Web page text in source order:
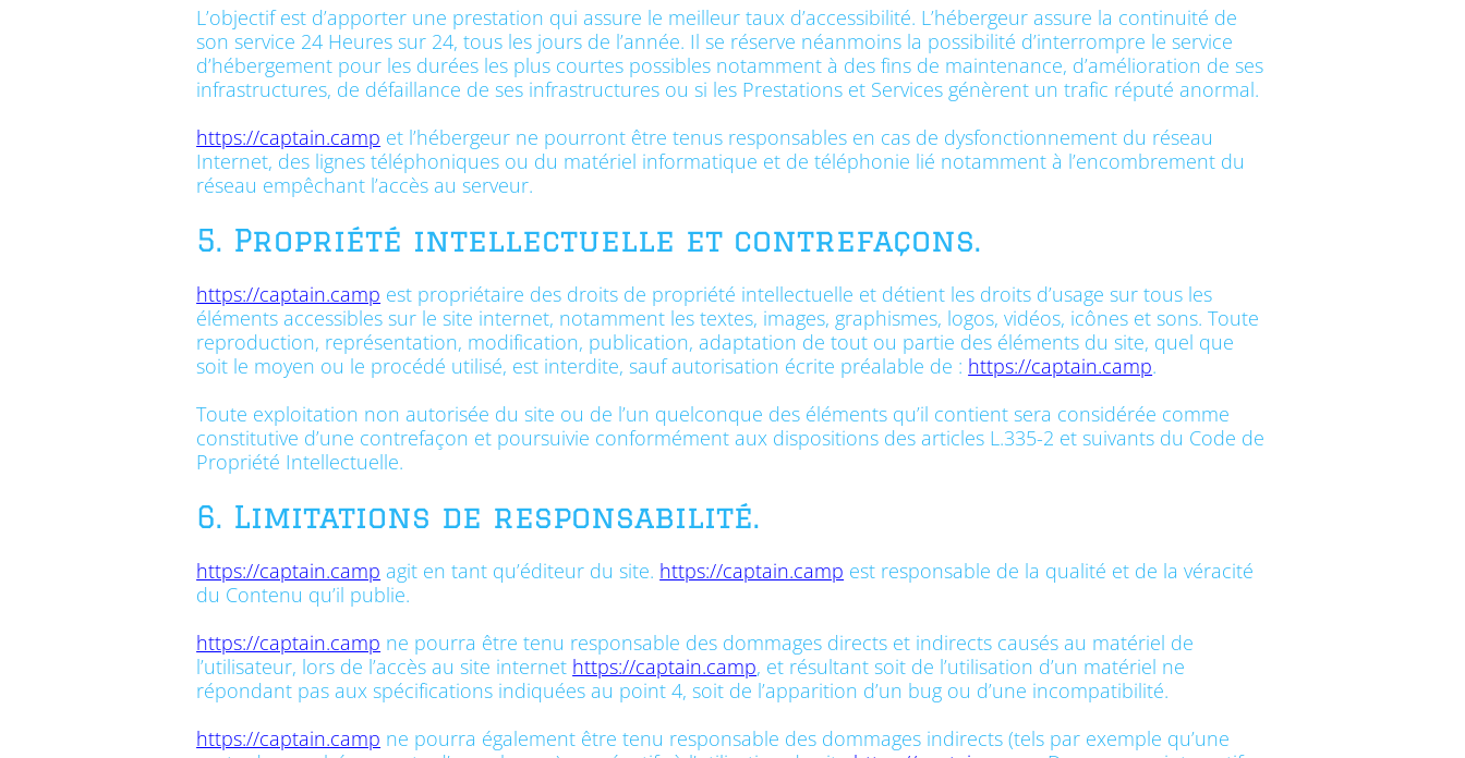
L’objectif est d’apporter une prestation qui assure le meilleur taux d’accessibilité. L’hébergeur assure la continuité de
son service 24 Heures sur 24, tous les jours de l’année. Il se réserve néanmoins la possibilité d’interrompre le service
d’hébergement pour les durées les plus courtes possibles notamment à des fins de maintenance, d’amélioration de ses
infrastructures, de défaillance de ses infrastructures ou si les Prestations et Services génèrent un trafic réputé anormal.
https://captain.camp et l’hébergeur ne pourront être tenus responsables en cas de dysfonctionnement du réseau
Internet, des lignes téléphoniques ou du matériel informatique et de téléphonie lié notamment à l’encombrement du
réseau empêchant l’accès au serveur.
5. Propriété intellectuelle et contrefaçons.
https://captain.camp est propriétaire des droits de propriété intellectuelle et détient les droits d’usage sur tous les
éléments accessibles sur le site internet, notamment les textes, images, graphismes, logos, vidéos, icônes et sons. Toute
reproduction, représentation, modification, publication, adaptation de tout ou partie des éléments du site, quel que
soit le moyen ou le procédé utilisé, est interdite, sauf autorisation écrite préalable de : https://captain.camp.
Toute exploitation non autorisée du site ou de l’un quelconque des éléments qu’il contient sera considérée comme
constitutive d’une contrefaçon et poursuivie conformément aux dispositions des articles L.335-2 et suivants du Code de
Propriété Intellectuelle.
6. Limitations de responsabilité.
https://captain.camp agit en tant qu’éditeur du site. https://captain.camp est responsable de la qualité et de la véracité
du Contenu qu’il publie.
https://captain.camp ne pourra être tenu responsable des dommages directs et indirects causés au matériel de
l’utilisateur, lors de l’accès au site internet https://captain.camp, et résultant soit de l’utilisation d’un matériel ne
répondant pas aux spécifications indiquées au point 4, soit de l’apparition d’un bug ou d’une incompatibilité.
https://captain.camp ne pourra également être tenu responsable des dommages indirects (tels par exemple qu’une